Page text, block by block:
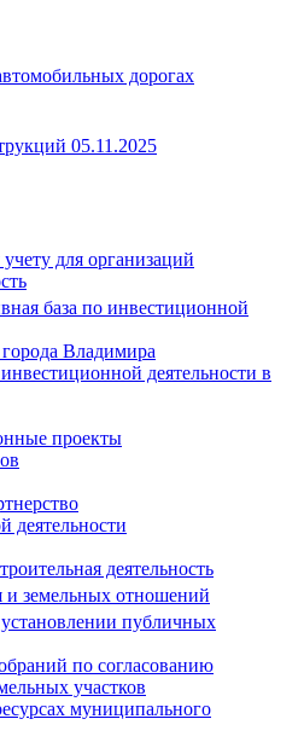
дорогах
05.11.2025
для организаций
база по инвестиционной
Владимира
деятельности в
проекты
деятельности
деятельность
и земельных отношений
публичных
по согласованию
участков
муниципального